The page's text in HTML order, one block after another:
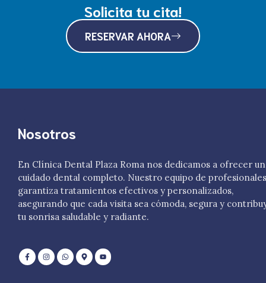
Solicita tu cita!
RESERVAR AHORA
Nosotros
En Clínica Dental Plaza Roma nos dedicamos a ofrecer un
cuidado dental completo. Nuestro equipo de profesionales
garantiza tratamientos efectivos y personalizados,
asegurando que cada visita sea cómoda, segura y
tu sonrisa saludable y radiante.